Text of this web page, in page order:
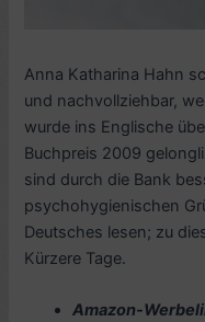
Anna Katharina Hahn
und nachvollziehbar,
wurde ins Englische
Buchpreis 2009
sind durch die Bank
psychohygienischen
Deutsches lesen; zu
Kürzere Tage.
Amazon-